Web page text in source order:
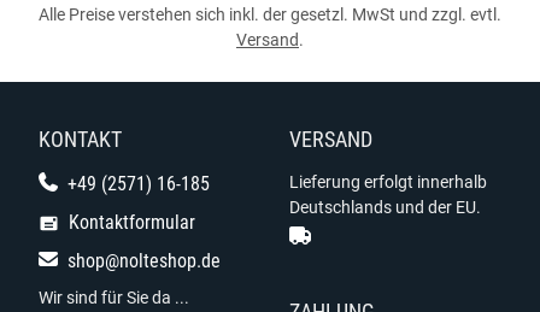
Alle Preise verstehen sich inkl. der gesetzl. MwSt und zzgl. evtl.
Versand.
KONTAKT
+49 (2571) 16-185
Kontaktformular
shop@nolteshop.de
Wir sind für Sie da ...
VERSAND
Lieferung erfolgt innerhalb
Deutschlands und der EU.